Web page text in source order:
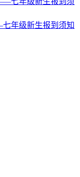
年级新生报到须知